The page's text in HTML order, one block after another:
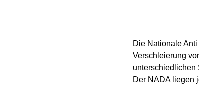
Die Nationale
Verschleierung
unterschiedlichen
Der NADA liegen